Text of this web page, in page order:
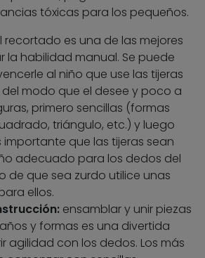
tóxicas para los pequeños.
recortado es una de las mejores
la habilidad manual. Se puede
al niño que use las tijeras
modo que el desee y poco a
primero sencillas (formas
triángulo, etc.) y luego
importante que las tijeras sean
adecuado para los dedos del
de que sea zurdo utilice unas
ellos.
ensamblar y unir piezas
y formas es una divertida
agilidad con los dedos. Los más